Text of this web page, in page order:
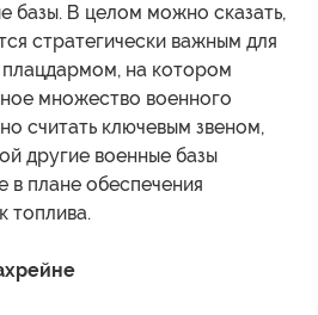
базы. В целом можно сказать,
стратегически важным для
на котором
множество военного
считать ключевым звеном,
другие военные базы
в плане обеспечения
топлива.